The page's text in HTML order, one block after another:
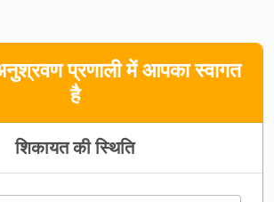
प्रणाली में आपका स्वागत
है
शिकायत की स्थिति